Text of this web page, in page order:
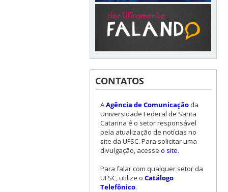
CONTATOS
AAgência de Comunicaçãoda
Universidade Federal de Santa
Catarina é o setor responsável
pela atualização de notícias no
site da UFSC. Para solicitar uma
divulgação, acesse o site.
Para falar com qualquer setor da
UFSC, utilize o Catálogo
Telefônico.